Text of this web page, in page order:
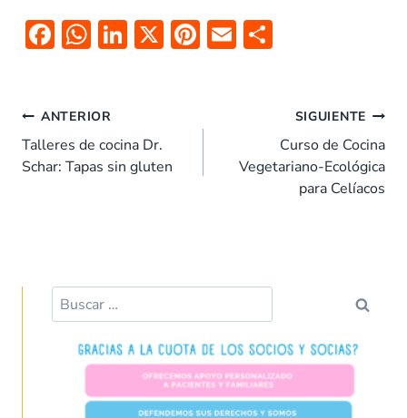
F
b
o
o
W
s
A
p
Li
dI
n
X Pi
es
E
ar
tir
Navegación
de
entradas
ANTERIOR
Talleres de cocina Dr.
Schar: Tapas sin gluten
SIGUIENTE
Curso de Cocina
Vegetariano-Ecológica
para Celíacos
Buscar: